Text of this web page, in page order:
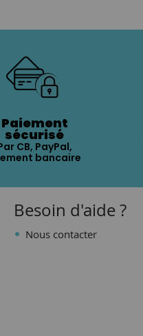
Paiement
sécurisé
CB, PayPal,
bancaire
Besoin d'aide ?
Nous contacter